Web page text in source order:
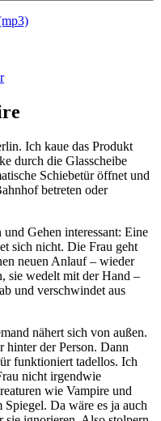
Ich kaue das Produkt
durch die Glasscheibe
Schiebetür öffnet und
betreten oder
Gehen interessant: Eine
sich nicht. Die Frau geht
neuen Anlauf – wieder
sie wedelt mit der Hand –
und verschwindet aus
nähert sich von außen.
hinter der Person. Dann
funktioniert tadellos. Ich
nicht irgendwie
wie Vampire und
Da wäre es ja auch